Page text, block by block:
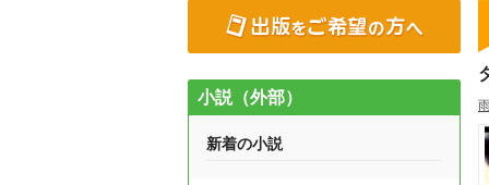
小説（外部）
新着の小説